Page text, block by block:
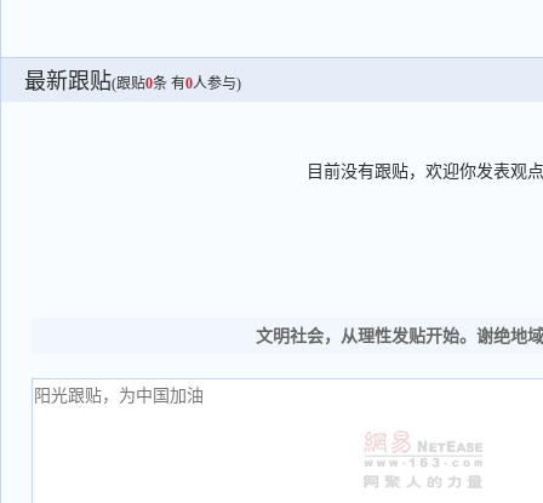
最新跟贴(跟贴0条 有0人参与)
目前没有跟贴，欢迎你发表观点
文明社会，从理性发贴开始。谢绝地